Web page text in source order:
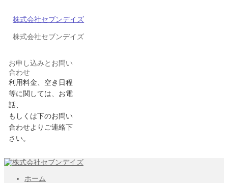
株式会社セブンデイズ
株式会社セブンデイズ
お申し込みとお問い
合わせ
利用料金、空き日程
等に関しては、お電
話、
もしくは下のお問い
合わせよりご連絡下
さい。
ホーム